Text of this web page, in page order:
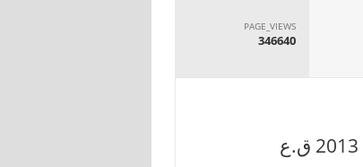
PAGE_VIEWS
346640